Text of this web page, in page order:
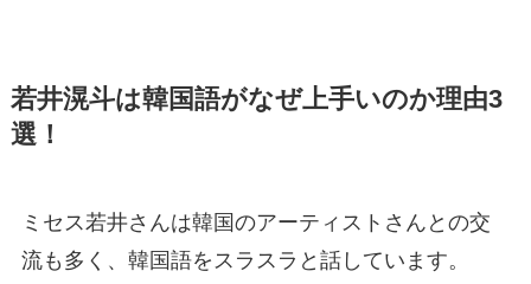
若井滉斗は韓国語がなぜ上手いのか理由3
選！
ミセス若井さんは韓国のアーティストさんとの交
流も多く、韓国語をスラスラと話しています。